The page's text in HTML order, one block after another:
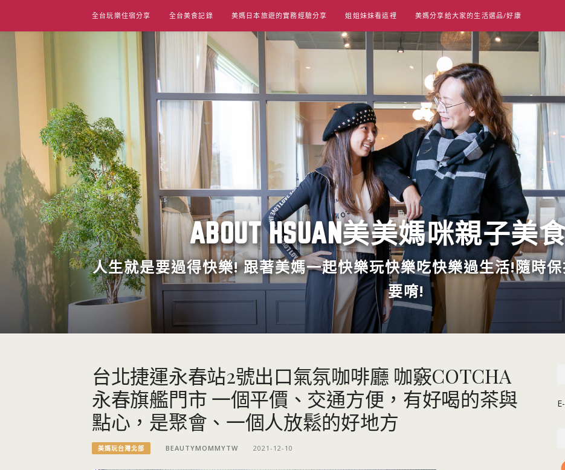
content
全台玩樂住宿分享 全台美食記錄 美媽日本旅遊的實務經驗分享 姐姐妹妹看這裡 美媽分享給大家的生活選品/好康
ABOUT HSUAN美美媽咪親子美
人生就是要過得快樂! 跟著美媽一起快樂玩快樂吃快樂過生活!隨時
要唷!
台北捷運永春站2號出口氣氛咖啡廳 咖竅COTCHA
永春旗艦門市 一個平價、交通方便，有好喝的茶與
點心，是聚會、一個人放鬆的好地方
美媽玩台灣北部 BEAUTYMOMMYTW 2021-12-10